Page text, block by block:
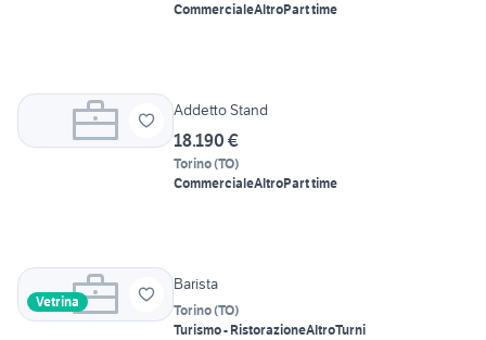
CommercialeAltroPart time
Addetto Stand
18.190 €
Torino(TO)
CommercialeAltroPart time
Vetrina
Barista
Torino(TO)
Turismo - RistorazioneAltroTurni